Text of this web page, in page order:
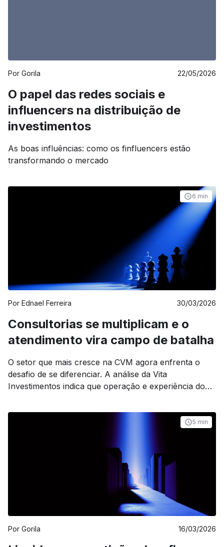
Por Gorila 22/05/2026
O papel das redes sociais e
influencers na distribuição de
investimentos
As boas influências: como os finfluencers estão
transformando o mercado
6 min
Por Ednael Ferreira 30/03/2026
Consultorias se multiplicam e o
atendimento vira campo de batalha
O setor que mais cresce na CVM agora enfrenta o
desafio de se diferenciar. A análise da Vita
Investimentos indica que operação e experiência do
5 min
Por Gorila 16/03/2026